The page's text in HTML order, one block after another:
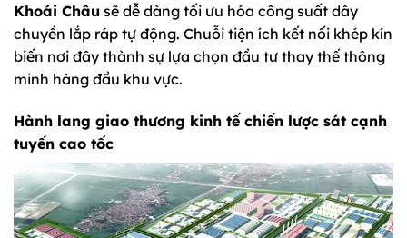
Khoái Châu sẽ dễ dàng tối ưu hóa công suất dây
chuyền lắp ráp tự động. Chuỗi tiện ích kết nối khép kín
biến nơi đây thành sự lựa chọn đầu tư thay thế thông
minh hàng đầu khu vực.
Hành lang giao thương kinh tế chiến lược sát cạnh
tuyến cao tốc